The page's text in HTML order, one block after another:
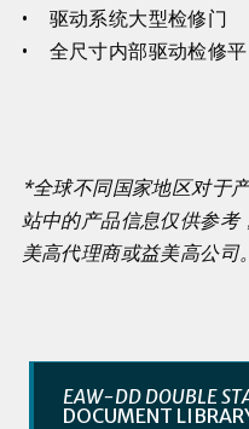
• 驱动系统大型检修门
• 全尺寸内部驱动检修平
*全球不同国家地区对于
站中的产品信息仅供参考
美高代理商或益美高公司。
EAW-DD DOUBLE
DOCUMENT